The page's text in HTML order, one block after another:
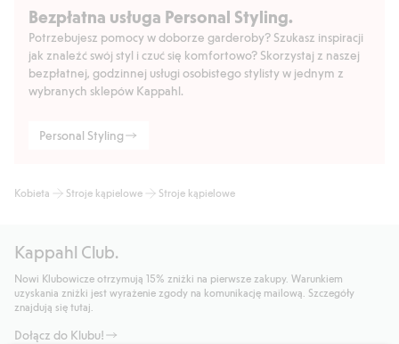
Bezpłatna usługa Personal Styling.
Potrzebujesz pomocy w doborze garderoby? Szukasz inspiracji
jak znaleźć swój styl i czuć się komfortowo? Skorzystaj z naszej
bezpłatnej, godzinnej usługi osobistego stylisty w jednym z
wybranych sklepów Kappahl.
Personal Styling
Kobieta Stroje kąpielowe Stroje kąpielowe
Kappahl Club.
Nowi Klubowicze otrzymują 15% zniżki na pierwsze zakupy. Warunkiem
uzyskania zniżki jest wyrażenie zgody na komunikację mailową. Szczegóły
znajdują się tutaj.
Dołącz do Klubu!